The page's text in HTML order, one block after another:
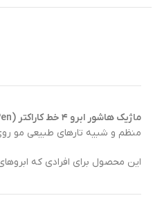
ماژیک هاشور ابرو ۴ خط کاراکتر (Character 4 Tip Eyebrow Pen)
منظم و شبیه تارهای طبیعی مو
این محصول برای افرادی که